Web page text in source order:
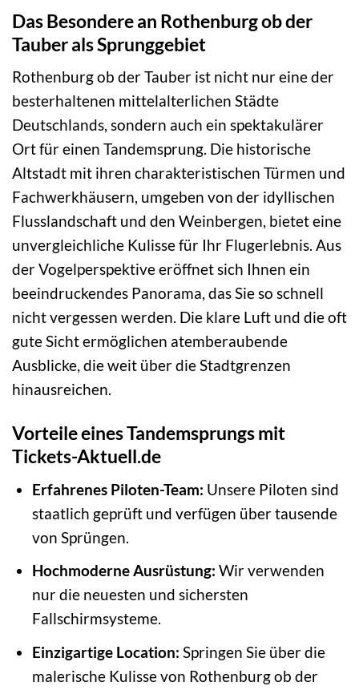
Das Besondere an Rothenburg ob der
Tauber als Sprunggebiet
Rothenburg ob der Tauber ist nicht nur eine der
besterhaltenen mittelalterlichen Städte
Deutschlands, sondern auch ein spektakulärer
Ort für einen Tandemsprung. Die historische
Altstadt mit ihren charakteristischen Türmen und
Fachwerkhäusern, umgeben von der idyllischen
Flusslandschaft und den Weinbergen, bietet eine
unvergleichliche Kulisse für Ihr Flugerlebnis. Aus
der Vogelperspektive eröffnet sich Ihnen ein
beeindruckendes Panorama, das Sie so schnell
nicht vergessen werden. Die klare Luft und die oft
gute Sicht ermöglichen atemberaubende
Ausblicke, die weit über die Stadtgrenzen
hinausreichen.
Vorteile eines Tandemsprungs mit
Tickets-Aktuell.de
Erfahrenes Piloten-Team: Unsere Piloten sind
staatlich geprüft und verfügen über tausende
von Sprüngen.
Hochmoderne Ausrüstung: Wir verwenden
nur die neuesten und sichersten
Fallschirmsysteme.
Einzigartige Location: Springen Sie über die
malerische Kulisse von Rothenburg ob der